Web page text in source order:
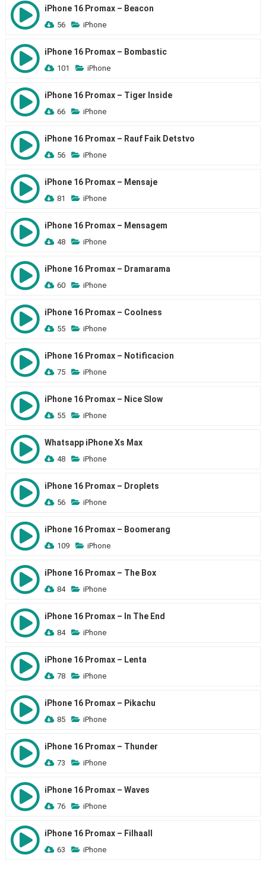
iPhone 16 Promax – Beacon
56 iPhone
iPhone 16 Promax – Bombastic
101 iPhone
iPhone 16 Promax – Tiger Inside
66 iPhone
iPhone 16 Promax – Rauf Faik Detstvo
56 iPhone
iPhone 16 Promax – Mensaje
81 iPhone
iPhone 16 Promax – Mensagem
48 iPhone
iPhone 16 Promax – Dramarama
60 iPhone
iPhone 16 Promax – Coolness
55 iPhone
iPhone 16 Promax – Notificacion
75 iPhone
iPhone 16 Promax – Nice Slow
55 iPhone
Whatsapp iPhone Xs Max
48 iPhone
iPhone 16 Promax – Droplets
56 iPhone
iPhone 16 Promax – Boomerang
109 iPhone
iPhone 16 Promax – The Box
84 iPhone
iPhone 16 Promax – In The End
84 iPhone
iPhone 16 Promax – Lenta
78 iPhone
iPhone 16 Promax – Pikachu
85 iPhone
iPhone 16 Promax – Thunder
73 iPhone
iPhone 16 Promax – Waves
76 iPhone
iPhone 16 Promax – Filhaall
63 iPhone